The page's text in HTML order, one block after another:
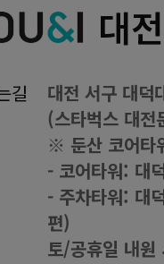
대
길
대전 서구 대
(스타벅스 대전
※ 둔산 코어타
- 코어타워: 대
- 주차타워: 대
편)
토/공휴일 내원